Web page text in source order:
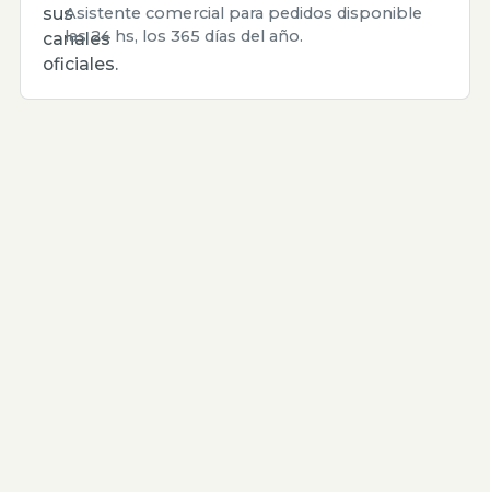
sus
canales
oficiales.
Asistente comercial para pedidos disponible
las 24 hs, los 365 días del año.